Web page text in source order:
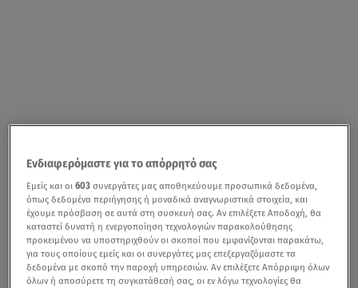
Ενδιαφερόμαστε για το απόρρητό σας
Εμείς και οι603 συνεργάτες μας αποθηκεύουμε προσωπικά δεδομένα,
όπως δεδομένα περιήγησης ή μοναδικά αναγνωριστικά στοιχεία, και
έχουμε πρόσβαση σε αυτά στη συσκευή σας. Αν επιλέξετε Αποδοχή, θα
καταστεί δυνατή η ενεργοποίηση τεχνολογιών παρακολούθησης
προκειμένου να υποστηριχθούν οι σκοποί που εμφανίζονται παρακάτω,
για τους οποίους εμείς και οι συνεργάτες μας επεξεργαζόμαστε τα
δεδομένα με σκοπό την παροχή υπηρεσιών. Αν επιλέξετε Απόρριψη όλων
όλων ή αποσύρετε τη συγκατάθεσή σας, οι εν λόγω τεχνολογίες θα